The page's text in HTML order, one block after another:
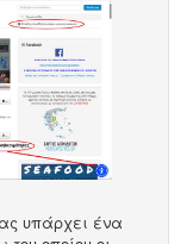
υπάρχει ένα